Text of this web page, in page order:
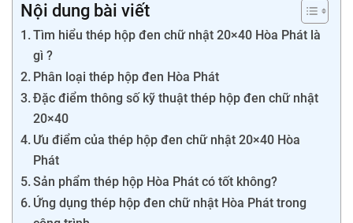
Nội dung bài viết
Tìm hiểu thép hộp đen chữ nhật 20×40 Hòa Phát là
gì ?
Phân loại thép hộp đen Hòa Phát
Đặc điểm thông số kỹ thuật thép hộp đen chữ nhật
20×40
Ưu điểm của thép hộp đen chữ nhật 20×40 Hòa
Phát
Sản phẩm thép hộp Hòa Phát có tốt không?
Ứng dụng thép hộp đen chữ nhật Hòa Phát trong